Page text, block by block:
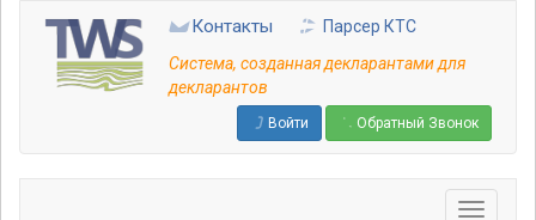
основному
содержанию
Контакты
Парсер КТС
Система, созданная декларантами для
декларантов
Войти Обратный Звонок